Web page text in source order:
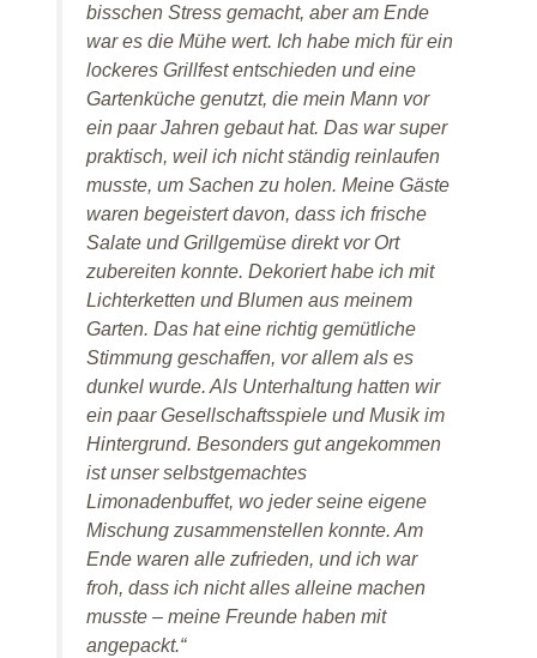
bisschen Stress gemacht, aber am Ende
war es die Mühe wert. Ich habe mich für ein
lockeres Grillfest entschieden und eine
Gartenküche genutzt, die mein Mann vor
ein paar Jahren gebaut hat. Das war super
praktisch, weil ich nicht ständig reinlaufen
musste, um Sachen zu holen. Meine Gäste
waren begeistert davon, dass ich frische
Salate und Grillgemüse direkt vor Ort
zubereiten konnte. Dekoriert habe ich mit
Lichterketten und Blumen aus meinem
Garten. Das hat eine richtig gemütliche
Stimmung geschaffen, vor allem als es
dunkel wurde. Als Unterhaltung hatten wir
ein paar Gesellschaftsspiele und Musik im
Hintergrund. Besonders gut angekommen
ist unser selbstgemachtes
Limonadenbuffet, wo jeder seine eigene
Mischung zusammenstellen konnte. Am
Ende waren alle zufrieden, und ich war
froh, dass ich nicht alles alleine machen
musste – meine Freunde haben mit
angepackt.“